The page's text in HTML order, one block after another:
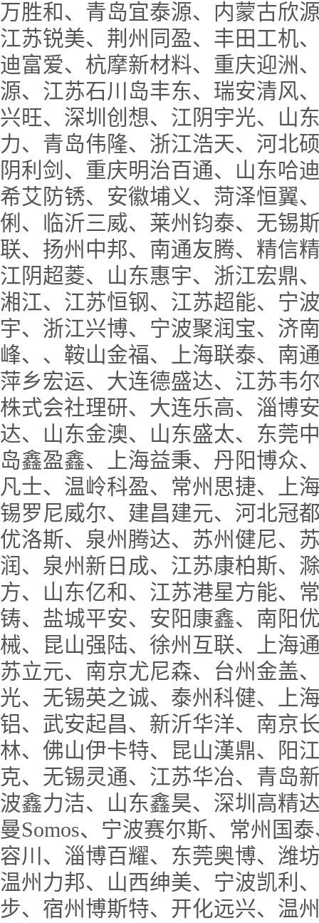
万胜和、青岛宜泰源、内蒙古欣
江苏锐美、荆州同盈、丰田工机
迪富爱、杭摩新材料、重庆迎洲
源、江苏石川岛丰东、瑞安清风
兴旺、深圳创想、江阴宇光、山
力、青岛伟隆、浙江浩天、河北
阴利剑、重庆明治百通、山东哈
希艾防锈、安徽埔义、菏泽恒翼
俐、临沂三威、莱州钧泰、无锡
联、扬州中邦、南通友腾、精信
江阴超菱、山东惠宇、浙江宏鼎
湘江、江苏恒钢、江苏超能、宁
宇、浙江兴博、宁波聚润宝、济
峰、、鞍山金福、上海联泰、南
萍乡宏运、大连德盛达、江苏韦
株式会社理研、大连乐高、淄博
达、山东金澳、山东盛太、东莞
岛鑫盈鑫、上海益秉、丹阳博众
凡士、温岭科盈、常州思捷、上
锡罗尼威尔、建昌建元、河北冠
优洛斯、泉州腾达、苏州健尼、
润、泉州新日成、江苏康柏斯、
方、山东亿和、江苏港星方能、
铸、盐城平安、安阳康鑫、南阳
械、昆山强陆、徐州互联、上海
苏立元、南京尤尼森、台州金盖
光、无锡英之诚、泰州科健、上
铝、武安起昌、新沂华洋、南京
林、佛山伊卡特、昆山漢鼎、阳
克、无锡灵通、江苏华冶、青岛
波鑫力洁、山东鑫昊、深圳高精
曼Somos、宁波赛尔斯、常州国
容川、淄博百耀、东莞奥博、潍
温州力邦、山西绅美、宁波凯利
步、宿州博斯特、开化远兴、温